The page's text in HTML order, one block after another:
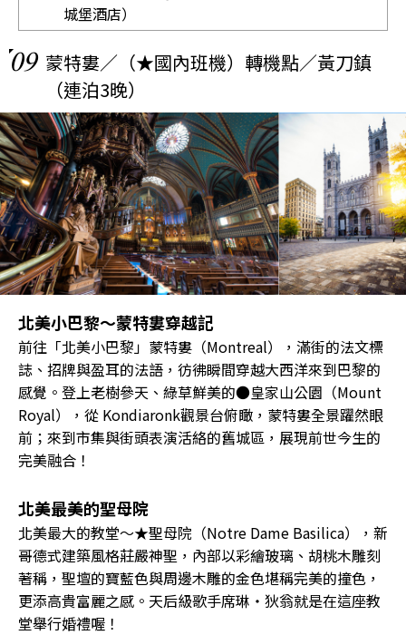
城堡酒店）
09 蒙特婁／（★國內班機）轉機點／黃刀鎮
（連泊3晚）
北美小巴黎〜蒙特婁穿越記
前往「北美小巴黎」蒙特婁（Montreal），滿街的法文標
誌、招牌與盈耳的法語，彷彿瞬間穿越大西洋來到巴黎的
感覺。登上老樹參天、綠草鮮美的●皇家山公園（Mount
Royal），從 Kondiaronk觀景台俯瞰，蒙特婁全景躍然眼
前；來到市集與街頭表演活絡的舊城區，展現前世今生的
完美融合！
北美最美的聖母院
北美最大的教堂〜★聖母院（Notre Dame Basilica），新
哥德式建築風格莊嚴神聖，內部以彩繪玻璃、胡桃木雕刻
著稱，聖壇的寶藍色與周邊木雕的金色堪稱完美的撞色，
更添高貴富麗之感。天后級歌手席琳・狄翁就是在這座教
堂舉行婚禮喔！